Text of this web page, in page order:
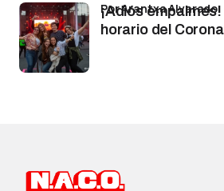
¡Adiós
horario del
por Arantxa Alvarado